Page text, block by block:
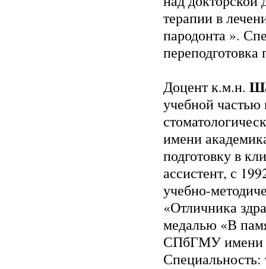
терапии в
пародонта ».
Доцент к.м.н.
учебной частью
имени
подготовку в
ассистент, с
учебно-
«Отличника
медалью «В
СПбГМУ имени
Специальность: